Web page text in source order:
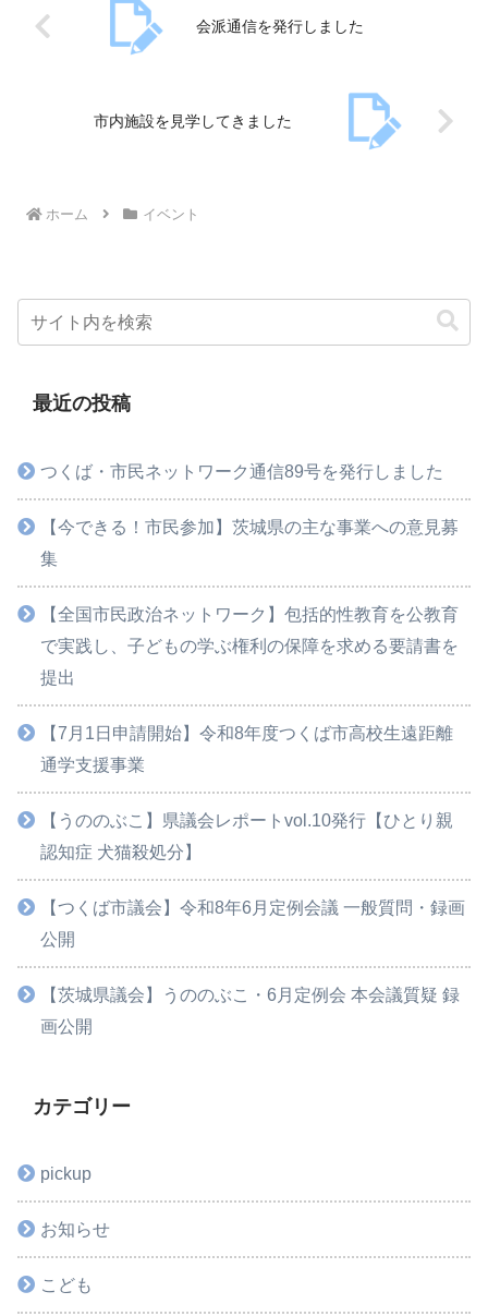
会派通信を発行しました
市内施設を見学してきました
ホーム イベント
最近の投稿
つくば・市民ネットワーク通信89号を発行しました
【今できる！市民参加】茨城県の主な事業への意見募
集
【全国市民政治ネットワーク】包括的性教育を公教育
で実践し、子どもの学ぶ権利の保障を求める要請書を
提出
【7月1日申請開始】令和8年度つくば市高校生遠距離
通学支援事業
【うののぶこ】県議会レポートvol.10発行【ひとり親
認知症 犬猫殺処分】
【つくば市議会】令和8年6月定例会議 一般質問・録画
公開
【茨城県議会】うののぶこ・6月定例会 本会議質疑 録
画公開
カテゴリー
pickup
お知らせ
こども